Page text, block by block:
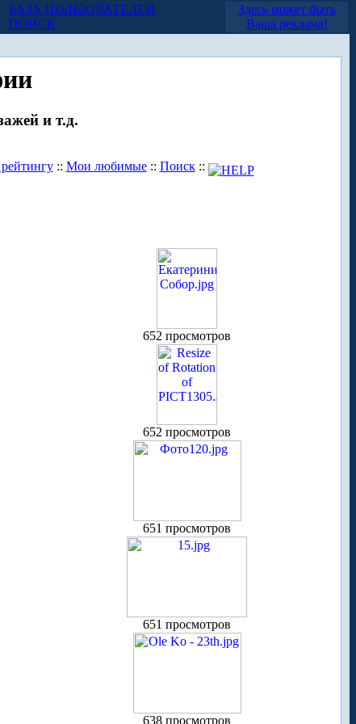
БАЗА ПОЛЬЗОВАТЕЛЕЙ
ПОИСК
Здесь может быть
Ваша реклама!
и т.д.
:: Мои любимые:: Поиск::
652 просмотров
652 просмотров
651 просмотров
651 просмотров
638 просмотров